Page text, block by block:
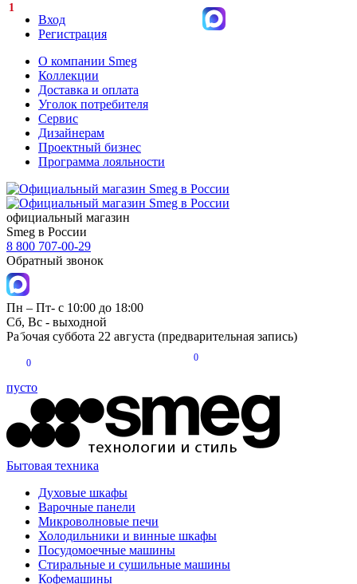
Вход
Регистрация
О компании Smeg
Коллекции
Доставка и оплата
Уголок потребителя
Сервис
Дизайнерам
Проектный бизнес
Программа лояльности
официальный магазин
Smeg в России
8 800 707-00-29
Обратный звонок
Пн – Пт- с 10:00 до 18:00
Сб, Вс - выходной
Рабочая суббота 22 августа (предварительная запись)
0
0
пусто
Бытовая техника
Духовые шкафы
Варочные панели
Микроволновые печи
Холодильники и винные шкафы
Посудомоечные машины
Стиральные и сушильные машины
Кофемашины
1